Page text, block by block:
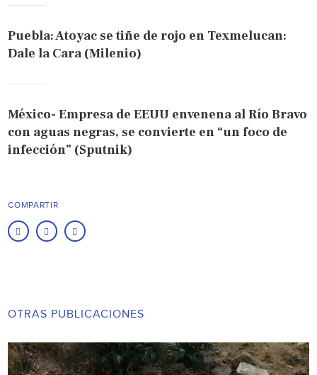
Puebla: Atoyac se tiñe de rojo en Texmelucan:
Dale la Cara (Milenio)
México- Empresa de EEUU envenena al Río Bravo
con aguas negras, se convierte en “un foco de
infección” (Sputnik)
COMPARTIR
OTRAS PUBLICACIONES